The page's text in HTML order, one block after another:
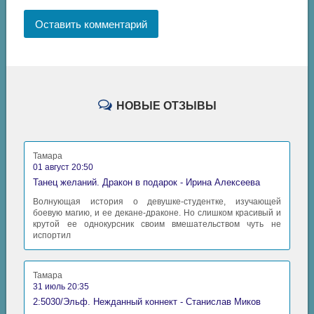
Оставить комментарий
НОВЫЕ ОТЗЫВЫ
Тамара
01 август 20:50
Танец желаний. Дракон в подарок - Ирина Алексеева
Волнующая история о девушке-студентке, изучающей
боевую магию, и ее декане-драконе. Но слишком красивый и
крутой ее однокурсник своим вмешательством чуть не
испортил
Тамара
31 июль 20:35
2:5030/Эльф. Нежданный коннект - Станислав Миков